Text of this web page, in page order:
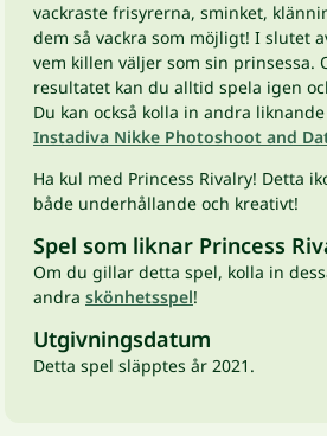
vackraste frisyrerna, sminket,
dem så vackra som möjligt! I slutet
vem killen väljer som sin prinsessa.
resultatet kan du alltid spela igen
Du kan också kolla in andra
Instadiva Nikke Photoshoot and
Ha kul med Princess Rivalry! Detta
både underhållande och kreativt!
Spel som liknar Princess
Om du gillar detta spel, kolla in
andra skönhetsspel!
Utgivningsdatum
Detta spel släpptes år 2021.